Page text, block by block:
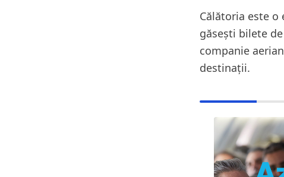
Călătoria este
găsești bilete
companie
destinații.